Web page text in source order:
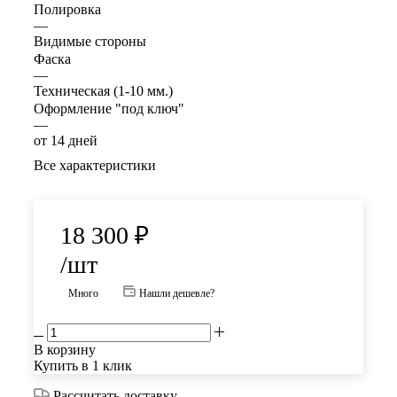
Полировка
—
Видимые стороны
Фаска
—
Техническая (1-10 мм.)
Оформление "под ключ"
—
от 14 дней
Все характеристики
18 300 ₽
/шт
Много Нашли дешевле?
В корзину
Купить в 1 клик